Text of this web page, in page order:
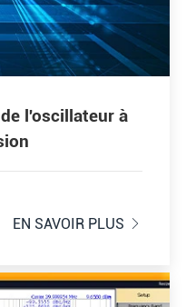
l'oscillateur à
EN SAVOIR PLUS
